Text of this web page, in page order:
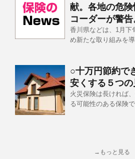
献。各地の危
コーダーが警告
香川県などは、1月下
め新たな取り組みを
○十万円節約で
安くする５つの
火災保険は長ければ
る可能性のある保険で
→もっと見る